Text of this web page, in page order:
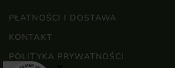
PŁATNOŚCI I DOSTAWA
KONTAKT
POLITYKA PRYWATNOŚCI